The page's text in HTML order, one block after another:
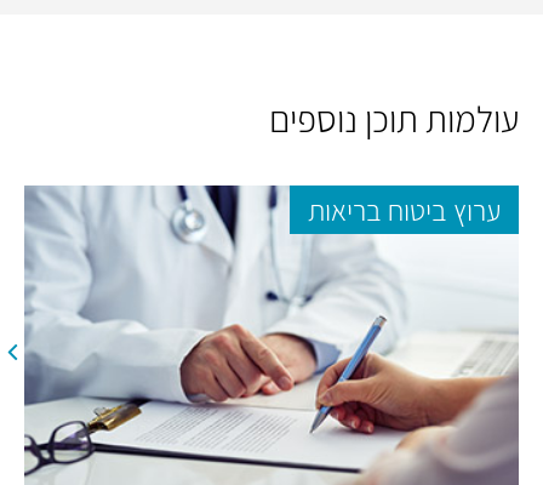
עולמות תוכן נוספים
ערוץ ביטוח בריאות